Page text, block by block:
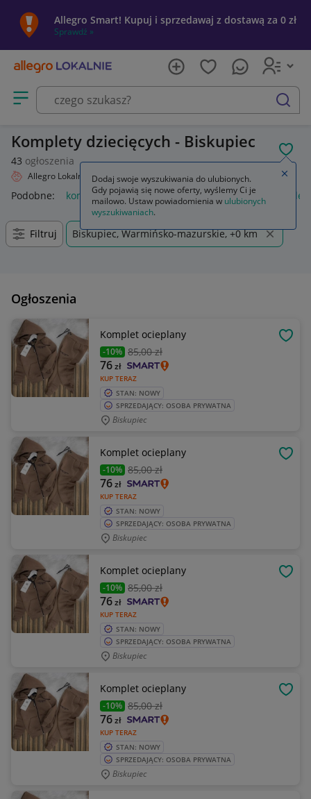
Allegro Smart! Kupuj i sprzedawaj z dostawą za 0 zł
Sprawdź »
Otwórz menu z kategoriami
szukaj
Komplety dziecięcych - Biskupiec
43 ogłoszenia
Allegro Lokalnie Dziecko Odzież Komplety
Podobne: komplety pościeli komplety niemowlęce
Filtruj Biskupiec, Warmińsko-mazurskie, +0 km
Ogłoszenia
Komplet ocieplany
-10% 85,00 zł
KUP TERAZ
76zł
STAN: NOWY
SPRZEDAJĄCY: OSOBA PRYWATNA
Biskupiec
Komplet ocieplany
-10% 85,00 zł
KUP TERAZ
76zł
STAN: NOWY
SPRZEDAJĄCY: OSOBA PRYWATNA
Biskupiec
Komplet ocieplany
-10% 85,00 zł
KUP TERAZ
76zł
STAN: NOWY
SPRZEDAJĄCY: OSOBA PRYWATNA
Biskupiec
Komplet ocieplany
-10% 85,00 zł
KUP TERAZ
76zł
STAN: NOWY
SPRZEDAJĄCY: OSOBA PRYWATNA
Biskupiec
Dodaj swoje wyszukiwania do ulubionych.
Gdy pojawią się nowe oferty, wyślemy Ci je
mailowo. Ustaw powiadomienia w ulubionych
wyszukiwaniach.